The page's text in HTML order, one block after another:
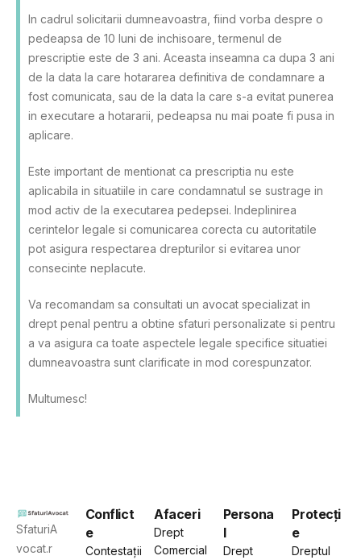
In cadrul solicitarii dumneavoastra, fiind vorba despre o
pedeapsa de 10 luni de inchisoare, termenul de
prescriptie este de 3 ani. Aceasta inseamna ca dupa 3 ani
de la data la care hotararea definitiva de condamnare a
fost comunicata, sau de la data la care s-a evitat punerea
in executare a hotararii, pedeapsa nu mai poate fi pusa in
aplicare.
Este important de mentionat ca prescriptia nu este
aplicabila in situatiile in care condamnatul se sustrage in
mod activ de la executarea pedepsei. Indeplinirea
cerintelor legale si comunicarea corecta cu autoritatile
pot asigura respectarea drepturilor si evitarea unor
consecinte neplacute.
Va recomandam sa consultati un avocat specializat in
drept penal pentru a obtine sfaturi personalizate si pentru
a va asigura ca toate aspectele legale specifice situatiei
dumneavoastra sunt clarificate in mod corespunzator.
Multumesc!
SfaturiA
vocat.r
Conflict
e
Contestații
Afaceri
Drept
Comercial
Persona
l
Drept
Protecți
e
Dreptul